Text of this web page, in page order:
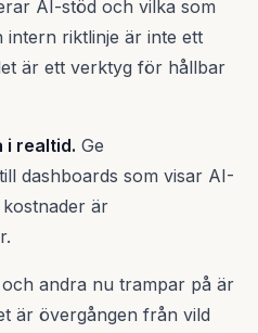
AI-stöd och vilka som
intern riktlinje är inte ett
är ett verktyg för hållbar
i realtid. Ge
dashboards som visar AI-
är
andra nu trampar på är
är övergången från vild